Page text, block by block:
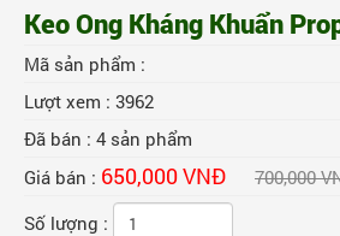
Keo Ong Kháng Khuẩn
Mã sản phẩm :
Lượt xem : 3962
Đã bán : 4 sản phẩm
Giá bán : 650,000 VNĐ 700,000
Số lượng :